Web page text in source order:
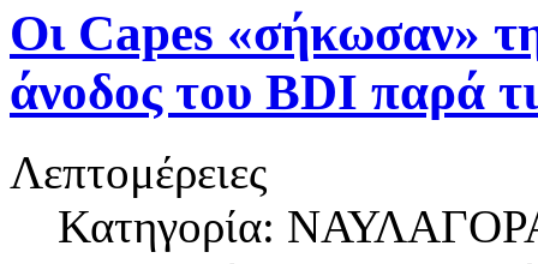
Οι Capes «σήκωσαν»
άνοδος του BDI παρά
Λεπτομέρειες
Κατηγορία: